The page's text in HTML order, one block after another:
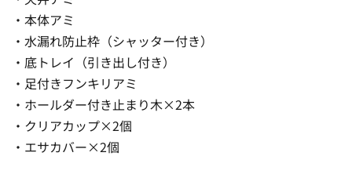
・本体アミ
・水漏れ防止枠（シャッター付き）
・底トレイ（引き出し付き）
・足付きフンキリアミ
・ホールダー付き止まり木×2本
・クリアカップ×2個
・エサカバー×2個